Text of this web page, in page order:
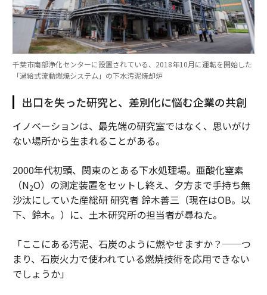
千葉市南部浄化センターに設置されている、2018年10月に運転を開始した
「過給式流動燃焼システム」の下水汚泥焼却炉
出口を失った研究と、差別化に悩む企業の共創
イノベーションは、最先端の研究室ではなく、思いがけ
ない場所から生まれることがある。
2000年代初頭、関東のとある下水処理場。亜酸化窒素
（N2O）の測定装置をセットし終え、夕方まで手持ち無
沙汰にしていた産総研 研究者 鈴木善三（現在はOB。以
下、鈴木。）に、土木研究所の担当者が尋ねた。
「ここにある汚泥、石炭のように燃やせますか？──つ
まり、石炭火力で使われている燃焼技術を応用できない
でしょうか」